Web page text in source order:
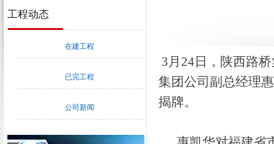
工程动态
在建工程
已完工程
公司新闻
3月24日，陕西路
集团公司副总经理
揭牌。